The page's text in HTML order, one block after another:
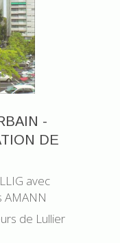
-
DE
avec
AMANN
de Lullier